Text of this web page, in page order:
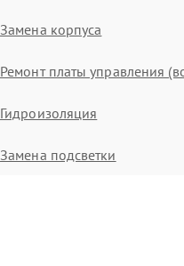
Замена корпуса
Ремонт платы управления
Гидроизоляция
Замена подсветки